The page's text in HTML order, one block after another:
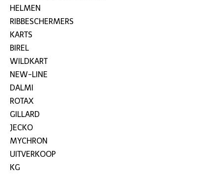
HELMEN
RIBBESCHERMERS
KARTS
BIREL
WILDKART
NEW-LINE
DALMI
ROTAX
GILLARD
JECKO
MYCHRON
UITVERKOOP
KG